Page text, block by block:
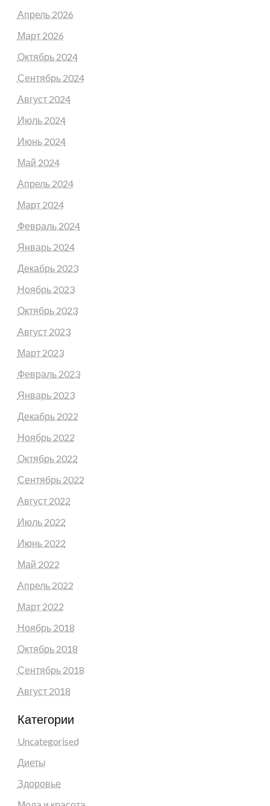
Апрель 2026
Март 2026
Октябрь 2024
Сентябрь 2024
Август 2024
Июль 2024
Июнь 2024
Май 2024
Апрель 2024
Март 2024
Февраль 2024
Январь 2024
Декабрь 2023
Ноябрь 2023
Октябрь 2023
Август 2023
Март 2023
Февраль 2023
Январь 2023
Декабрь 2022
Ноябрь 2022
Октябрь 2022
Сентябрь 2022
Август 2022
Июль 2022
Июнь 2022
Май 2022
Апрель 2022
Март 2022
Ноябрь 2018
Октябрь 2018
Сентябрь 2018
Август 2018
Категории
Uncategorised
Диеты
Здоровье